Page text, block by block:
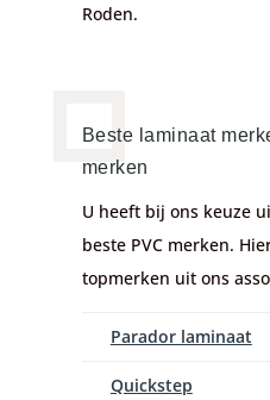
Roden.
Beste laminaat
merken
U heeft bij ons keuze
beste PVC merken.
topmerken uit ons
Parador laminaat
Quickstep